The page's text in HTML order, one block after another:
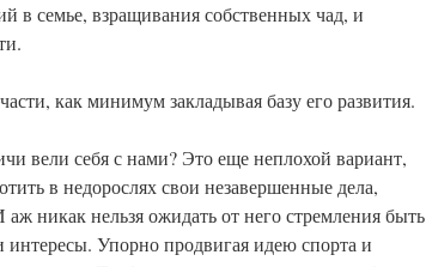
в семье, взращивания собственных чад, и
как минимум закладывая базу его развития.
вели себя с нами? Это еще неплохой вариант,
в недорослях свои незавершенные дела,
никак нельзя ожидать от него стремления быть
Упорно продвигая идею спорта и